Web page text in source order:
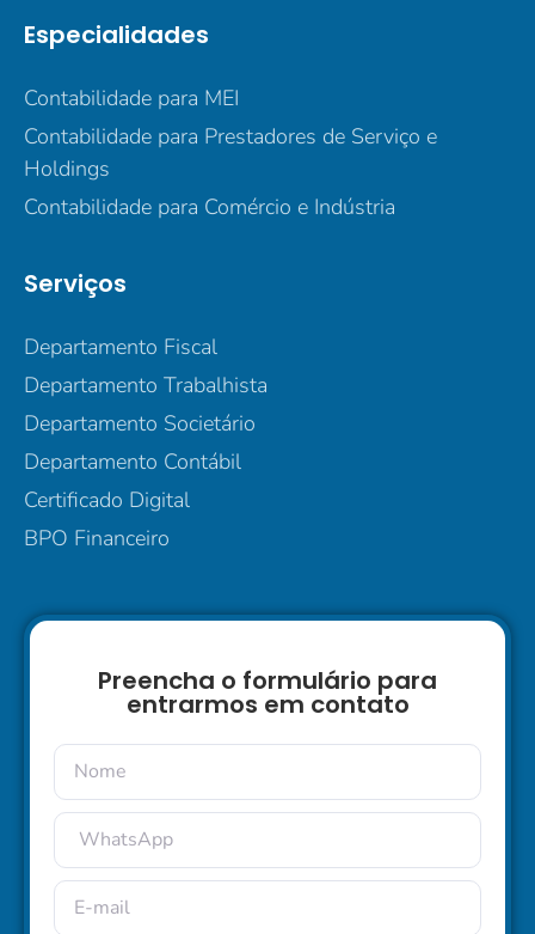
Especialidades
Contabilidade para MEI
Contabilidade para Prestadores de Serviço e
Holdings
Contabilidade para Comércio e Indústria
Serviços
Departamento Fiscal
Departamento Trabalhista
Departamento Societário
Departamento Contábil
Certificado Digital
BPO Financeiro
Preencha o formulário para
entrarmos em contato